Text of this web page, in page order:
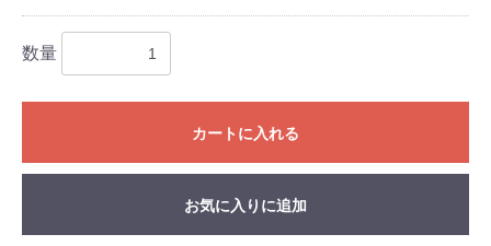
数量
カートに入れる
お気に入りに追加